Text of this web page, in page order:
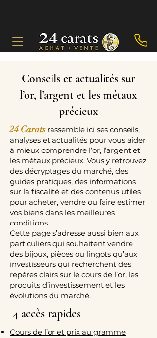
Conseils et actualités sur
l’or, l’argent et les métaux
précieux
24 Caratsrassemble ici ses conseils,
analyses et actualités pour vous aider
à mieux comprendre l’or, l’argent et
les métaux précieux. Vous y retrouvez
des décryptages du marché, des
guides pratiques, des informations
sur la fiscalité et des contenus utiles
pour acheter, vendre ou faire estimer
vos biens dans les meilleures
conditions.
Cette page s’adresse aussi bien aux
particuliers qui souhaitent vendre
des bijoux, pièces ou lingots qu’aux
investisseurs qui recherchent des
repères clairs sur le cours de l’or, les
produits d’investissement et les
évolutions du marché.
4 accès rapides
Cours de l’or et prix au gramme